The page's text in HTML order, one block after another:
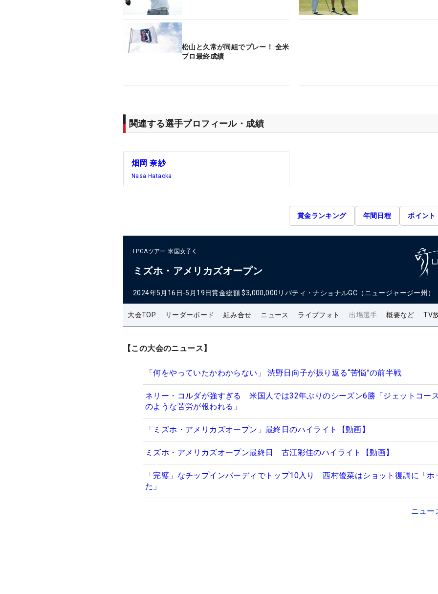
松山と久常が同組でプレー！ 全米
プロ最終成績
関連する選手プロフィール・成績
畑岡 奈紗
Nasa Hataoka
賞金ランキング 年間日程 ポイント
LPGAツアー 米国女子
ミズホ・アメリカズオープン
2024年5月16日-5月19日賞金総額 $3,000,000 リバティ・ナショナルGC（ニュージャージー州）
大会TOP リーダーボード 組み合せ ニュース ライブフォト 出場選手 概要など TV
【この大会のニュース】
「何をやっていたかわからない」 渋野日向子が振り返る“苦悩”の前半戦
ネリー・コルダが強すぎる 米国人では32年ぶりのシーズン6勝「ジェットコー
のような苦労が報われる」
「ミズホ・アメリカズオープン」最終日のハイライト【動画】
ミズホ・アメリカズオープン最終日 古江彩佳のハイライト【動画】
「完璧」なチップインバーディでトップ10入り 西村優菜はショット復調に「ホ
た」
ニュー